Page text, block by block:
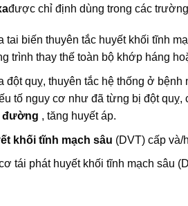
được chỉ định dùng trong các
tai biến thuyên tắc huyết khối tĩnh
trình thay thế toàn bộ khớp háng
đột quỵ, thuyên tắc hệ thống ở
tố nguy cơ như đã từng bị đột
đường , tăng huyết áp.
khối tĩnh mạch sâu (DVT) cấp và/
tái phát huyết khối tĩnh mạch sâu